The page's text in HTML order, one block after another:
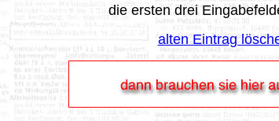
die ersten drei
alten Eintrag